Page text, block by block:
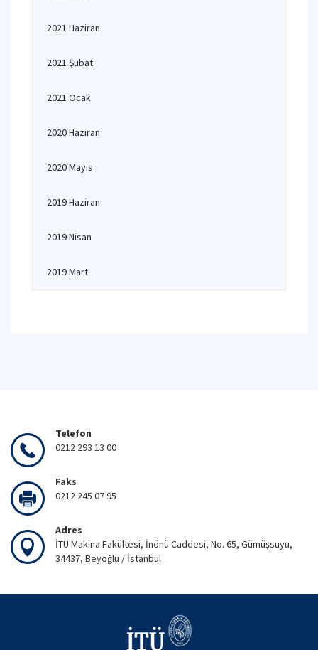
2021 Haziran
2021 Şubat
2021 Ocak
2020 Haziran
2020 Mayıs
2019 Haziran
2019 Nisan
2019 Mart
Telefon
0212 293 13 00
Faks
0212 245 07 95
Adres
İTÜ Makina Fakültesi, İnönü Caddesi, No. 65, Gümüşsuyu,
34437, Beyoğlu / İstanbul